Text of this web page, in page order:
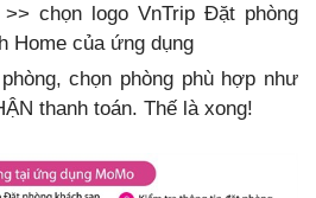
chọn logo VnTrip Đặt phòng
Home của ứng dụng
chọn phòng phù hợp như
thanh toán. Thế là xong!